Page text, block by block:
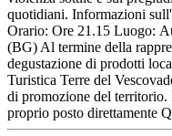
quotidiani. Informazioni
Orario: Ore 21.15 Luogo:
(BG) Al termine della
degustazione di prodotti
Turistica Terre del
di promozione del territorio.
proprio posto direttamente